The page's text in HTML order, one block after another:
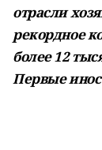
отрасли
рекордное
более 12
Первые